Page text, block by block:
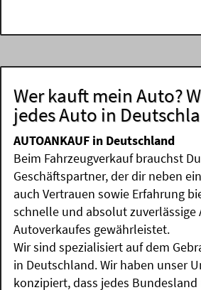
Wer kauft mein Auto?
jedes Auto in
AUTOANKAUF in Deutschland
Beim Fahrzeugverkauf brauchst
Geschäftspartner, der dir neben
auch Vertrauen sowie Erfahrung
schnelle und absolut zuverlässige
Autoverkaufes gewährleistet.
Wir sind spezialisiert auf dem
in Deutschland. Wir haben unser
konzipiert, dass jedes